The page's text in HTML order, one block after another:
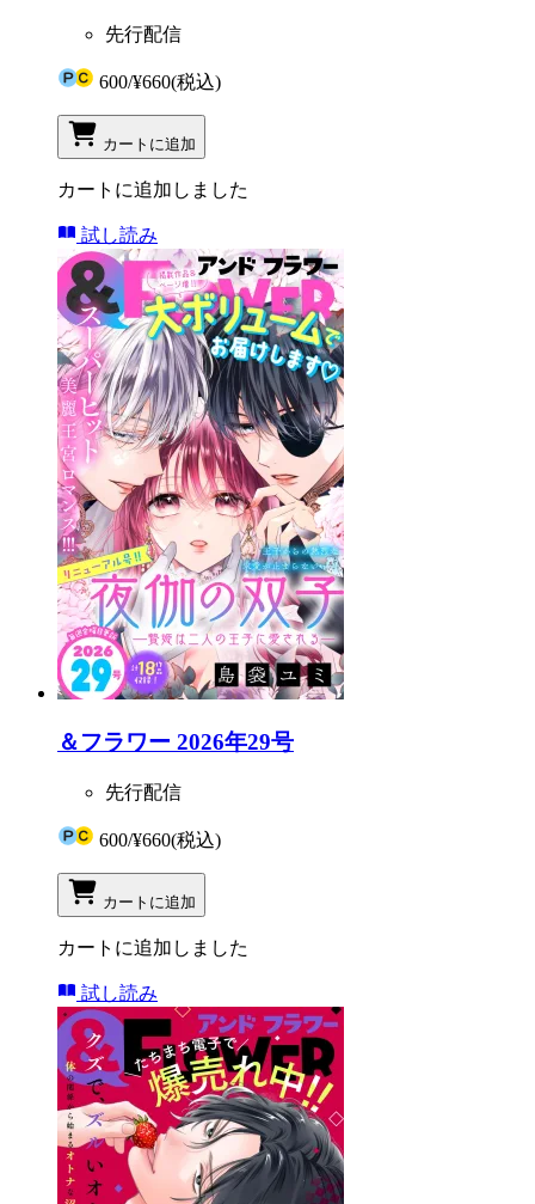
先行配信
600/¥660(税込)
カートに追加
カートに追加しました
試し読み
＆フラワー 2026年29号
先行配信
600/¥660(税込)
カートに追加
カートに追加しました
試し読み